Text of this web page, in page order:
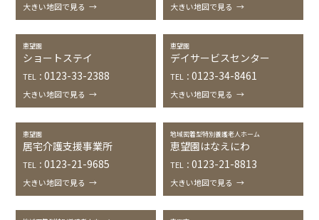
大きい地図で見る → 大きい地図で見る →
恵望園
ショートステイ
TEL：0123-33-2388
大きい地図で見る →
恵望園
デイサービスセンター
TEL：0123-34-8461
大きい地図で見る →
恵望園
居宅介護支援事業所
TEL：0123-21-9685
大きい地図で見る →
地域密着型特別養護老人ホーム
恵望園はなえにわ
TEL：0123-21-8813
大きい地図で見る →